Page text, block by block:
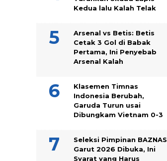
Kedua lalu Kalah Telak
Arsenal vs Betis: Betis
Cetak 3 Gol di Babak
Pertama, Ini Penyebab
Arsenal Kalah
Klasemen Timnas
Indonesia Berubah,
Garuda Turun usai
Dibungkam Vietnam 0-3
Seleksi Pimpinan BAZNAS
Garut 2026 Dibuka, Ini
Syarat yang Harus